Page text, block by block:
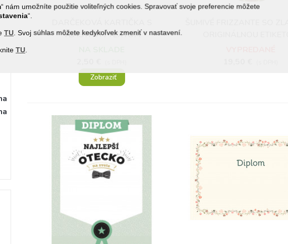
“ nám umožníte použitie voliteľných cookies. Spravovať svoje preferencie môžete
“.
TU . Svoj súhlas môžete kedykoľvek zmeniť v nastavení.
TU
VLASTNÝM TEXTOM
Zobraziť
ORIGINÁLNOU